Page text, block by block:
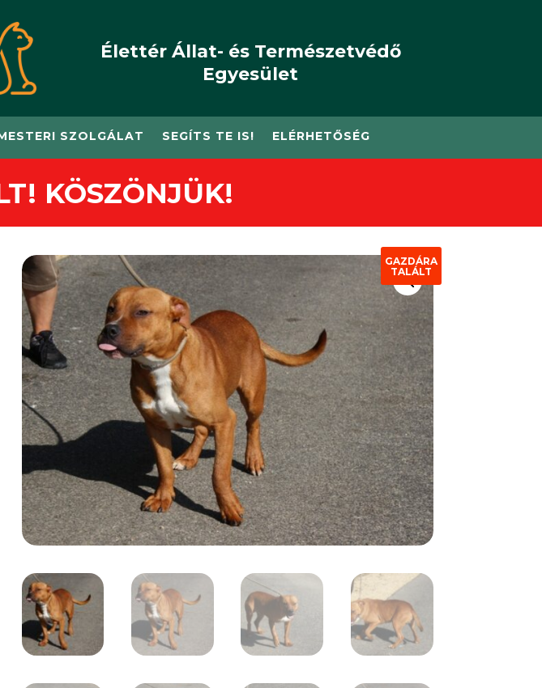
Élettér Állat- és Természetvédő
Egyesület
SZOLGÁLAT SEGÍTS TE IS! ELÉRHETŐSÉG
KÖSZÖNJÜK!
GAZDÁRA
TALÁLT